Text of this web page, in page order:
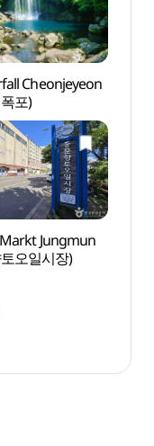
Cheonjeyeon
포)
Jungmun
오일시장)